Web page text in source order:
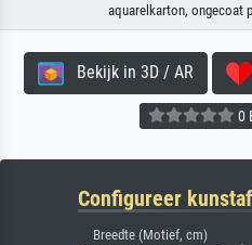
aquarelkarton, ongecoat
Bekijk in 3D / AR
0
Configureer
Breedte (Motief, cm)